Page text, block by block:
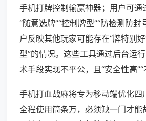
手机打牌控制输赢神器；用户可通
“随意选牌”“控制牌型”“防检测防封
户反映其他玩家可能存在“牌特别
型”的情况。这些工具通过后台运
术手段实现不平公，且“安全性高”“
手机打血战麻将专为移动端优化四
全程使用筒条万，必须缺一门才能